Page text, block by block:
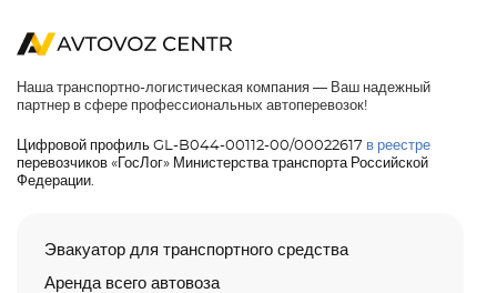
Наша транспортно-логистическая компания — Ваш надежный
партнер в сфере профессиональных автоперевозок!
Цифровой профиль GL-B044-00112-00/00022617 в реестре
перевозчиков «ГосЛог» Министерства транспорта Российской
Федерации.
Эвакуатор для транспортного средства
Аренда всего автовоза